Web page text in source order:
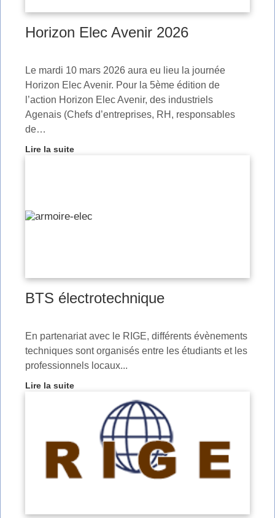
Horizon Elec Avenir 2026
Le mardi 10 mars 2026 aura eu lieu la journée
Horizon Elec Avenir. Pour la 5ème édition de
l’action Horizon Elec Avenir, des industriels
Agenais (Chefs d’entreprises, RH, responsables
de…
Lire la suite
BTS électrotechnique
En partenariat avec le RIGE, différents évènements
techniques sont organisés entre les étudiants et les
professionnels locaux...
Lire la suite